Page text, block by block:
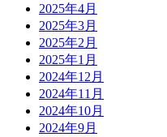
2025年4月
2025年3月
2025年2月
2025年1月
2024年12月
2024年11月
2024年10月
2024年9月